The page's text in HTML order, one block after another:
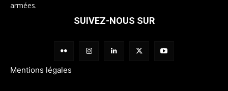
armées.
SUIVEZ-NOUS SUR
Mentions légales